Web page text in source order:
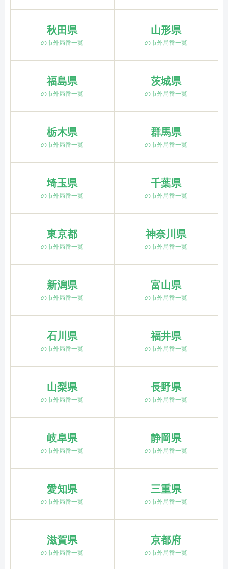
秋田県
の市外局番一覧
山形県
の市外局番一覧
福島県
の市外局番一覧
茨城県
の市外局番一覧
栃木県
の市外局番一覧
群馬県
の市外局番一覧
埼玉県
の市外局番一覧
千葉県
の市外局番一覧
東京都
の市外局番一覧
神奈川県
の市外局番一覧
新潟県
の市外局番一覧
富山県
の市外局番一覧
石川県
の市外局番一覧
福井県
の市外局番一覧
山梨県
の市外局番一覧
長野県
の市外局番一覧
岐阜県
の市外局番一覧
静岡県
の市外局番一覧
愛知県
の市外局番一覧
三重県
の市外局番一覧
滋賀県
の市外局番一覧
京都府
の市外局番一覧